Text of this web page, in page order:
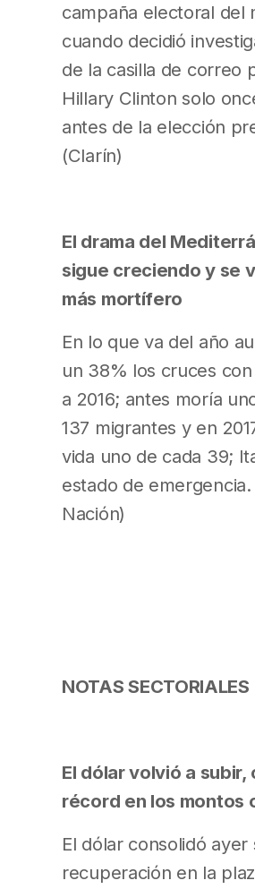
campaña electoral del
cuando decidió
de la casilla de correo
Hillary Clinton solo
antes de la elección
(Clarín)
El drama del
sigue creciendo y se
más mortífero
En lo que va del año
un 38% los cruces
a 2016; antes moría
137 migrantes y en
vida uno de cada 39;
estado de emergencia.
Nación)
NOTAS SECTORIALES
El dólar volvió a subir,
récord en los montos
El dólar consolidó ayer
recuperación en la